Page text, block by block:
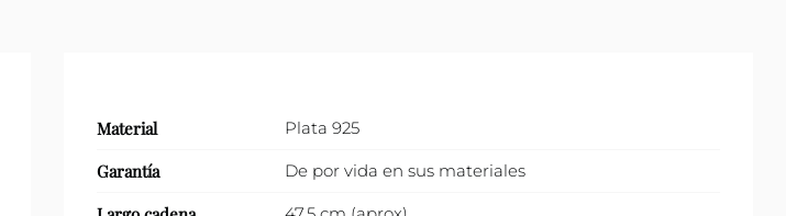
Material Plata 925
Garantía De por vida en sus materiales